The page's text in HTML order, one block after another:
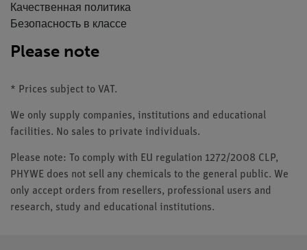
Качественная политика
Безопасность в классе
Please note
* Prices subject to VAT.
We only supply companies, institutions and educational
facilities. No sales to private individuals.
Please note: To comply with EU regulation 1272/2008 CLP,
PHYWE does not sell any chemicals to the general public. We
only accept orders from resellers, professional users and
research, study and educational institutions.